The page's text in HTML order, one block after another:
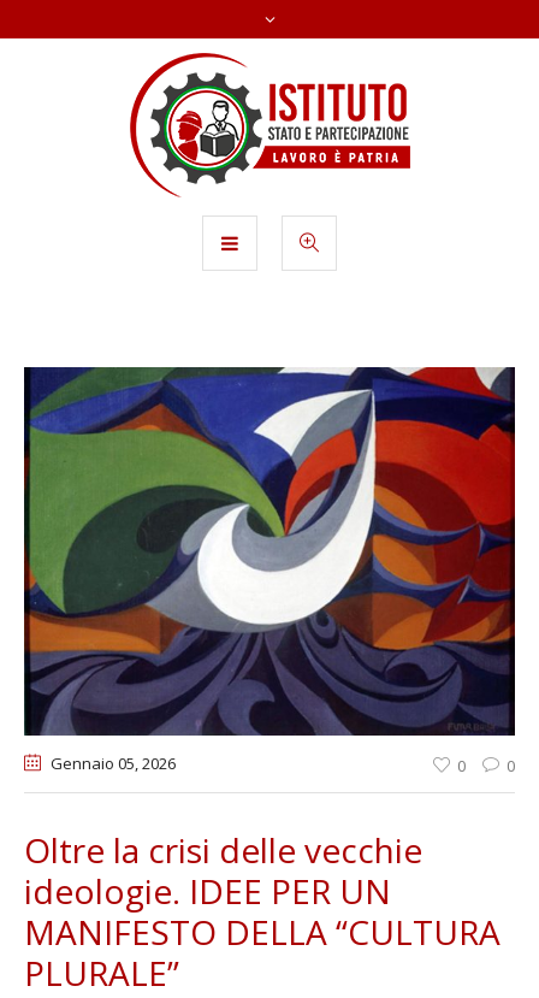
Gennaio 05, 2026 0 0
Oltre la crisi delle vecchie
ideologie. IDEE PER UN
MANIFESTO DELLA “CULTURA
PLURALE”